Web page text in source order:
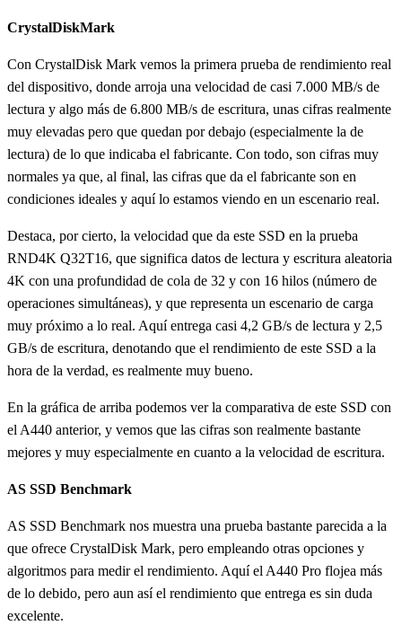
CrystalDiskMark
Con CrystalDisk Mark vemos la primera prueba de rendimiento real
del dispositivo, donde arroja una velocidad de casi 7.000 MB/s de
lectura y algo más de 6.800 MB/s de escritura, unas cifras realmente
muy elevadas pero que quedan por debajo (especialmente la de
lectura) de lo que indicaba el fabricante. Con todo, son cifras muy
normales ya que, al final, las cifras que da el fabricante son en
condiciones ideales y aquí lo estamos viendo en un escenario real.
Destaca, por cierto, la velocidad que da este SSD en la prueba
RND4K Q32T16, que significa datos de lectura y escritura aleatoria
4K con una profundidad de cola de 32 y con 16 hilos (número de
operaciones simultáneas), y que representa un escenario de carga
muy próximo a lo real. Aquí entrega casi 4,2 GB/s de lectura y 2,5
GB/s de escritura, denotando que el rendimiento de este SSD a la
hora de la verdad, es realmente muy bueno.
En la gráfica de arriba podemos ver la comparativa de este SSD con
el A440 anterior, y vemos que las cifras son realmente bastante
mejores y muy especialmente en cuanto a la velocidad de escritura.
AS SSD Benchmark
AS SSD Benchmark nos muestra una prueba bastante parecida a la
que ofrece CrystalDisk Mark, pero empleando otras opciones y
algoritmos para medir el rendimiento. Aquí el A440 Pro flojea más
de lo debido, pero aun así el rendimiento que entrega es sin duda
excelente.